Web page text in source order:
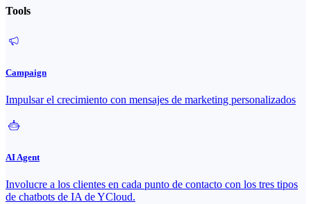
Tools
Campaign
Impulsar el crecimiento con mensajes de marketing personalizados
AI Agent
Involucre a los clientes en cada punto de contacto con los tres tipos
de chatbots de IA de YCloud.